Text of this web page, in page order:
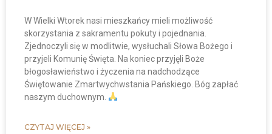
W Wielki Wtorek nasi mieszkańcy mieli możliwość
skorzystania z sakramentu pokuty i pojednania.
Zjednoczyli się w modlitwie, wysłuchali Słowa Bożego i
przyjeli Komunię Święta. Na koniec przyjęli Boże
błogosławieństwo i życzenia na nadchodzące
Świętowanie Zmartwychwstania Pańskiego. Bóg zapłać
naszym duchownym.
CZYTAJ WIĘCEJ »